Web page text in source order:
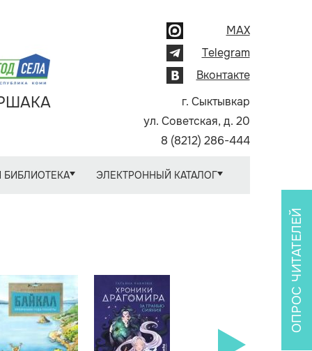
MAX
Telegram
Вконтакте
г. Сыктывкар
ул. Советская, д. 20
8 (8212) 286-444
БИБЛИОТЕКА ЭЛЕКТРОННЫЙ КАТАЛОГ
ОПРОС ЧИТАТЕЛЕЙ